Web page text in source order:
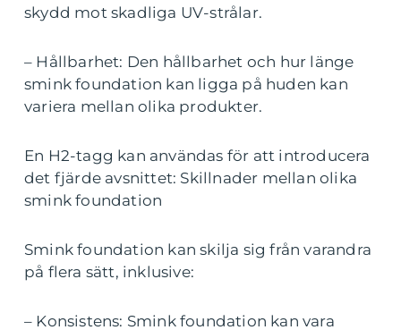
skydd mot skadliga UV-strålar.
– Hållbarhet: Den hållbarhet och hur länge
smink foundation kan ligga på huden kan
variera mellan olika produkter.
En H2-tagg kan användas för att introducera
det fjärde avsnittet: Skillnader mellan olika
smink foundation
Smink foundation kan skilja sig från varandra
på flera sätt, inklusive:
– Konsistens: Smink foundation kan vara